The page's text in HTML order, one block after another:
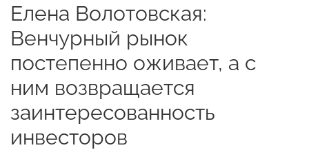
Елена Волотовская:
Венчурный рынок
постепенно оживает, а с
ним возвращается
заинтересованность
инвесторов